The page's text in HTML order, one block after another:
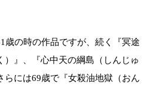
歳の時の作品ですが、続く『冥途
）』、『心中天の綱島（しんじゅ
らには69歳で『女殺油地獄（おん